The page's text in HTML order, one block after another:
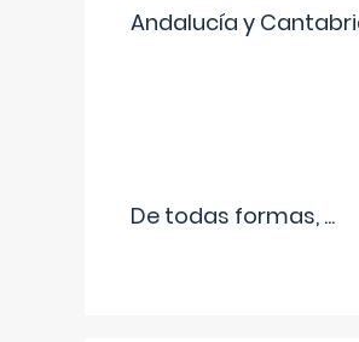
Andalucía y
De todas formas, ...